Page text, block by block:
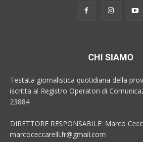
CHI SIAMO
Testata giornalistica quotidiana della
iscritta al Registro Operatori di
23884
DIRETTORE RESPONSABILE: Marco
marcoceccarelli.fr@gmail.com